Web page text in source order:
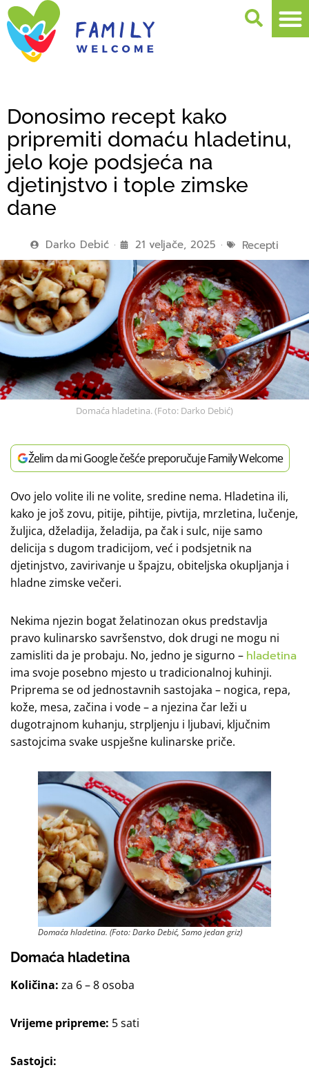
Donosimo recept kako
pripremiti domaću hladetinu,
jelo koje podsjeća na
djetinjstvo i tople zimske
dane
Darko Debić 21 veljače, 2025 Recepti
Domaća hladetina. (Foto: Darko Debić)
Želim da mi Google češće preporučuje Family Welcome
Ovo jelo volite ili ne volite, sredine nema. Hladetina ili,
kako je još zovu, pitije, pihtije, pivtija, mrzletina, lučenje,
žuljica, dželadija, želadija, pa čak i sulc, nije samo
delicija s dugom tradicijom, već i podsjetnik na
djetinjstvo, zavirivanje u špajzu, obiteljska okupljanja i
hladne zimske večeri.
Nekima njezin bogat želatinozan okus predstavlja
pravo kulinarsko savršenstvo, dok drugi ne mogu ni
zamisliti da je probaju. No, jedno je sigurno – hladetina
ima svoje posebno mjesto u tradicionalnoj kuhinji.
Priprema se od jednostavnih sastojaka – nogica, repa,
kože, mesa, začina i vode – a njezina čar leži u
dugotrajnom kuhanju, strpljenju i ljubavi, ključnim
sastojcima svake uspješne kulinarske priče.
Domaća hladetina. (Foto: Darko Debić, Samo jedan griz)
Domaća hladetina
Količina: za 6 – 8 osoba
Vrijeme pripreme: 5 sati
Sastojci: